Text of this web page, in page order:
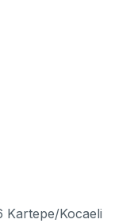
Kartepe/Kocaeli